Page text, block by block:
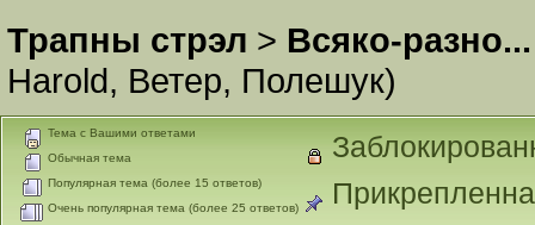
Трапны стрэл > Всяко-разно...
Harold, Ветер, Полешук)
Тема с Вашими ответами
Обычная тема
Популярная тема (более 15 ответов)
Очень популярная тема (более 25 ответов)